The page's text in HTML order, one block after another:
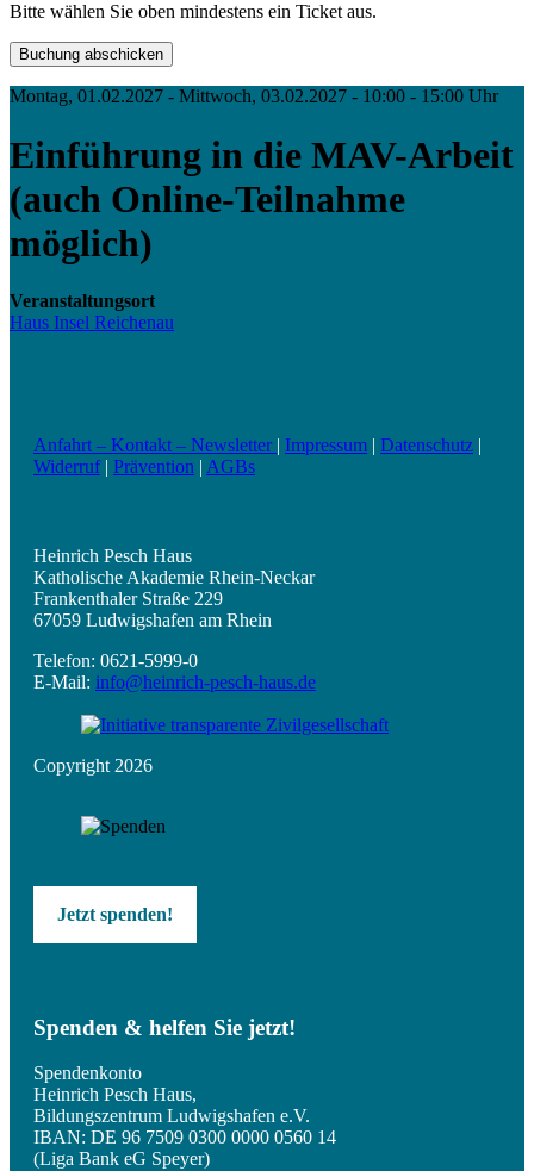
Bitte wählen Sie oben mindestens ein Ticket aus.
Montag, 01.02.2027 - Mittwoch, 03.02.2027 - 10:00 - 15:00 Uhr
Einführung in die MAV-Arbeit
(auch Online-Teilnahme
möglich)
Veranstaltungsort
Haus Insel Reichenau
Anfahrt – Kontakt – Newsletter | Impressum | Datenschutz |
Widerruf| Prävention | AGBs
Heinrich Pesch Haus
Katholische Akademie Rhein-Neckar
Frankenthaler Straße 229
67059 Ludwigshafen am Rhein
Telefon: 0621-5999-0
E-Mail: info@heinrich-pesch-haus.de
Copyright 2026
Jetzt spenden!
Spenden & helfen Sie jetzt!
Spendenkonto
Heinrich Pesch Haus,
Bildungszentrum Ludwigshafen e.V.
IBAN: DE 96 7509 0300 0000 0560 14
(Liga Bank eG Speyer)